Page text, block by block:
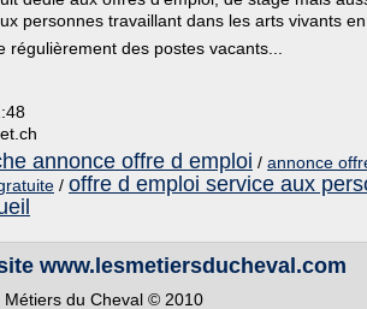
personnes travaillant dans les arts vivants
des postes vacants...
annonce offre d emploi / annonce
/ offre d emploi service aux
www.lesmetiersducheval.com
du Cheval © 2010